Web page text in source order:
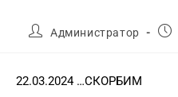
Администратор
22.03.2024 …СКОРБИМ